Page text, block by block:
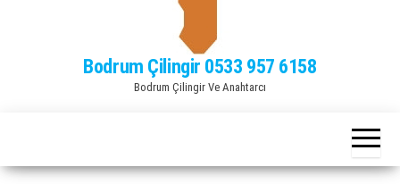
Bodrum Çilingir 0533 957 6158
Bodrum Çilingir Ve Anahtarcı